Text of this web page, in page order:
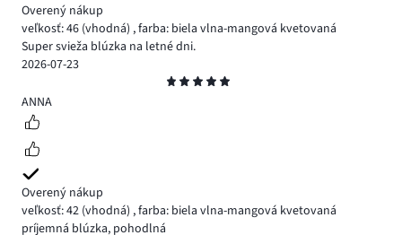
Overený nákup
veľkosť: 46 (vhodná) ,farba: biela vlna-mangová kvetovaná
Super svieža blúzka na letné dni.
2026-07-23
5
ANNA
Overený nákup
veľkosť: 42 (vhodná) ,farba: biela vlna-mangová kvetovaná
príjemná blúzka, pohodlná